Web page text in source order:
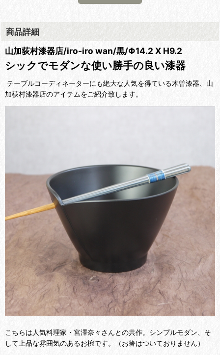
商品詳細
山加荻村漆器店/iro-iro wan/黒/Φ14.2 X H9.2
シックでモダンな使い勝手の良い漆器
テーブルコーディネーターにも絶大な人気を得ている木曽漆器、山
加荻村漆器店のアイテムをご紹介致します。
こちらは人気料理家・宮澤奈々さんとの共作。シンプルモダン、そ
して上品な雰囲気のあるお椀です。 （お箸はついておりません）